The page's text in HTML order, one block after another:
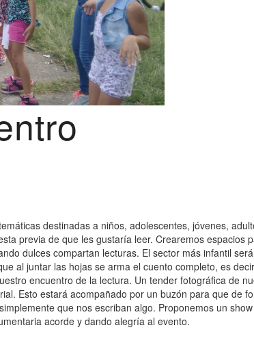
destinadas a niños, adolescentes, jóvenes,
previa de que les gustaría leer. Crearemos espacios
dulces compartan lecturas. El sector más infantil
al juntar las hojas se arma el cuento completo, es
encuentro de la lectura. Un tender fotográfica de
Esto estará acompañado por un buzón para que de
que nos escriban algo. Proponemos un
acorde y dando alegría al evento.